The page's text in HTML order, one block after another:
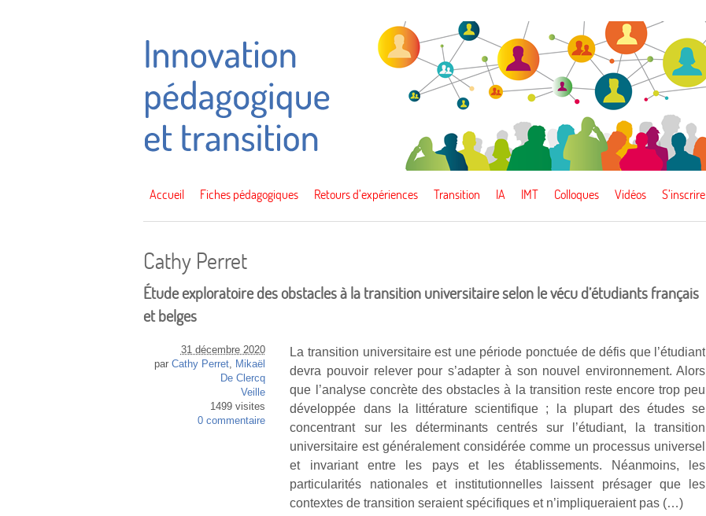
Accueil Fiches pédagogiques Retours d’expériences Transition IA IMT Colloques Vidéos S’inscrire
Cathy Perret
Étude exploratoire des obstacles à la transition universitaire selon le vécu d’étudiants français
et belges
La transition universitaire est une période ponctuée de défis que l’étudiant
devra pouvoir relever pour s’adapter à son nouvel environnement. Alors
que l’analyse concrète des obstacles à la transition reste encore trop peu
développée dans la littérature scientifique ; la plupart des études se
concentrant sur les déterminants centrés sur l’étudiant, la transition
universitaire est généralement considérée comme un processus universel
et invariant entre les pays et les établissements. Néanmoins, les
particularités nationales et institutionnelles laissent présager que les
contextes de transition seraient spécifiques et n’impliqueraient pas (…)
31 décembre 2020
par Cathy Perret,
Mikaël
De Clercq
Veille
1499 visites
0 commentaire